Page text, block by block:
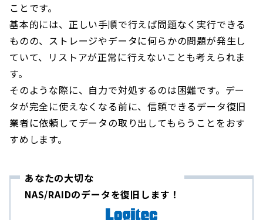
ことです。
基本的には、正しい手順で行えば問題なく実行できる
ものの、ストレージやデータに何らかの問題が発生し
ていて、リストアが正常に行えないことも考えられま
す。
そのような際に、自力で対処するのは困難です。デー
タが完全に使えなくなる前に、信頼できるデータ復旧
業者に依頼してデータの取り出してもらうことをおす
すめします。
あなたの大切な
NAS/RAIDのデータを復旧します！